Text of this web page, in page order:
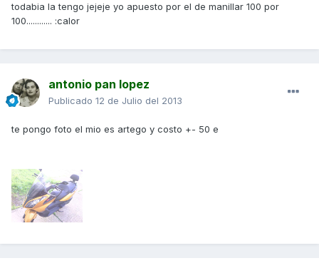
todabia la tengo jejeje yo apuesto por el de manillar 100 por
100............ :calor
antonio pan lopez
Publicado 12 de Julio del 2013
te pongo foto el mio es artego y costo +- 50 e